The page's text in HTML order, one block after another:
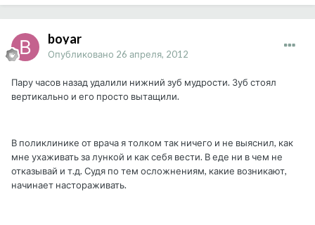
boyar
Опубликовано 26 апреля, 2012
Пару часов назад удалили нижний зуб мудрости. Зуб стоял
вертикально и его просто вытащили.
В поликлинике от врача я толком так ничего и не выяснил, как
мне ухаживать за лункой и как себя вести. В еде ни в чем не
отказывай и т.д. Судя по тем осложнениям, какие возникают,
начинает настораживать.